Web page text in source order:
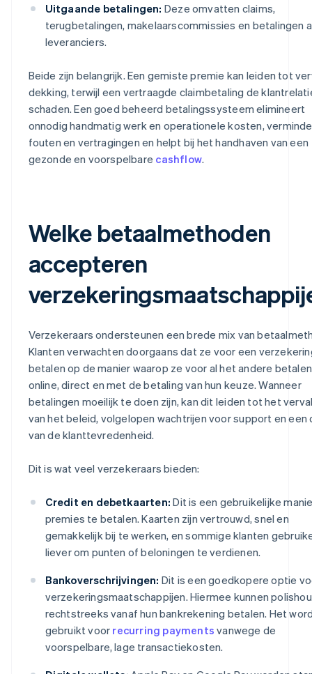
Uitgaande betalingen: Deze omvatten claims,
terugbetalingen, makelaarscommissies en betalingen
leveranciers.
Beide zijn belangrijk. Een gemiste premie kan leiden tot
dekking, terwijl een vertraagde claimbetaling de
schaden. Een goed beheerd betalingssysteem elimineert
onnodig handmatig werk en operationele kosten,
fouten en vertragingen en helpt bij het handhaven van een
gezonde en voorspelbare cashflow.
Welke betaalmethoden
accepteren
Verzekeraars ondersteunen een brede mix van
Klanten verwachten doorgaans dat ze voor een
betalen op de manier waarop ze voor al het andere
online, direct en met de betaling van hun keuze. Wanneer
betalingen moeilijk te doen zijn, kan dit leiden tot het
van het beleid, volgelopen wachtrijen voor support en een
van de klanttevredenheid.
Dit is wat veel verzekeraars bieden:
Credit en debetkaarten: Dit is een gebruikelijke
premies te betalen. Kaarten zijn vertrouwd, snel en
gemakkelijk bij te werken, en sommige klanten
liever om punten of beloningen te verdienen.
Bankoverschrijvingen: Dit is een goedkopere optie
verzekeringsmaatschappijen. Hiermee kunnen
rechtstreeks vanaf hun bankrekening betalen. Het
gebruikt voor recurring payments vanwege de
voorspelbare, lage transactiekosten.